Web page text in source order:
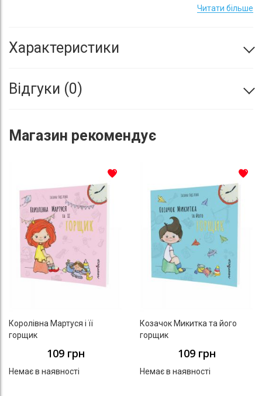
у сфері
розвивальної психології, створена з думкою про дітей віком 1-
Читати більше
Характеристики
Відгуки 0
Магазин рекомендує
Королівна Мартуся і її
горщик
109 грн
Немає в наявності
Козачок Микитка та його
горщик
109 грн
Немає в наявності